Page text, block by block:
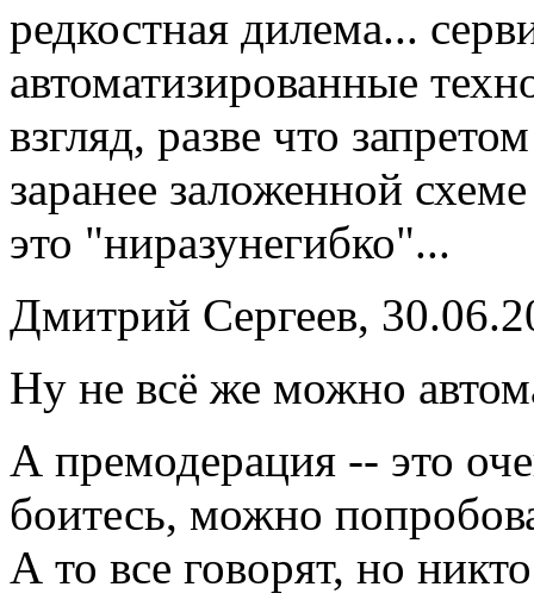
редкостная дилема...
автоматизированные
взгляд, разве что
заранее заложенной
это "ниразунегибко"...
Дмитрий Сергеев,
Ну не всё же можно
А премодерация -- это
боитесь, можно
А то все говорят, но